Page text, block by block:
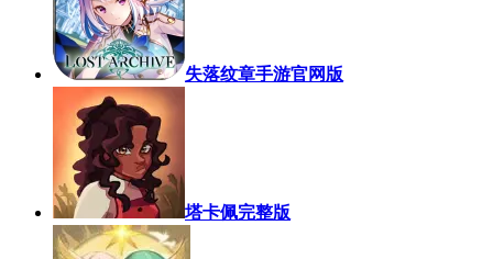
失落纹章手游官网版
塔卡佩完整版